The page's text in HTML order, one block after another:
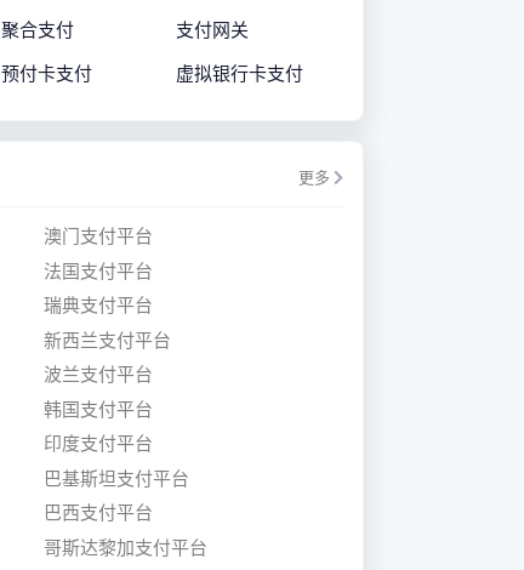
聚合支付 支付网关
预付卡支付 虚拟银行卡支付
更多
澳门支付平台
法国支付平台
瑞典支付平台
新西兰支付平台
波兰支付平台
韩国支付平台
印度支付平台
巴基斯坦支付平台
巴西支付平台
哥斯达黎加支付平台